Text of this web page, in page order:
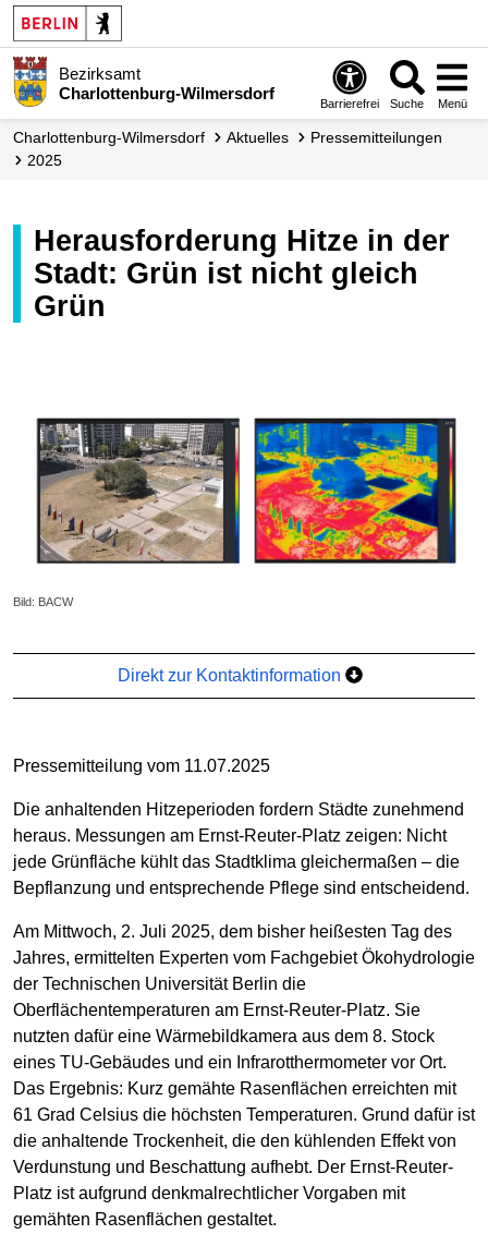
Bezirksamt
Charlottenburg-Wilmersdorf
Barrierefrei Suche Menü
Charlottenburg-Wilmersdorf Aktuelles
Presse­mitteilungen
2025
Herausforderung Hitze in der
Stadt: Grün ist nicht gleich
Grün
Bild: BACW
Direkt zur Kontaktinformation
Pressemitteilung vom 11.07.2025
Die anhaltenden Hitzeperioden fordern Städte zunehmend
heraus. Messungen am Ernst-Reuter-Platz zeigen: Nicht
jede Grünfläche kühlt das Stadtklima gleichermaßen – die
Bepflanzung und entsprechende Pflege sind entscheidend.
Am Mittwoch, 2. Juli 2025, dem bisher heißesten Tag des
Jahres, ermittelten Experten vom Fachgebiet Ökohydrologie
der Technischen Universität Berlin die
Oberflächentemperaturen am Ernst-Reuter-Platz. Sie
nutzten dafür eine Wärmebildkamera aus dem 8. Stock
eines TU-Gebäudes und ein Infrarotthermometer vor Ort.
Das Ergebnis: Kurz gemähte Rasenflächen erreichten mit
61 Grad Celsius die höchsten Temperaturen. Grund dafür ist
die anhaltende Trockenheit, die den kühlenden Effekt von
Verdunstung und Beschattung aufhebt. Der Ernst-Reuter-
Platz ist aufgrund denkmalrechtlicher Vorgaben mit
gemähten Rasenflächen gestaltet.